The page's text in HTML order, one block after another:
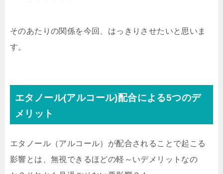
そのあたりの関係を今回、はっきりさせたいと思いま
す。
エタノール(アルコール)配合による5つのデ
メリット
エタノール（アルコール）が配合されることで起こる
影響とは、無視できるほどの軽～いデメリットなの